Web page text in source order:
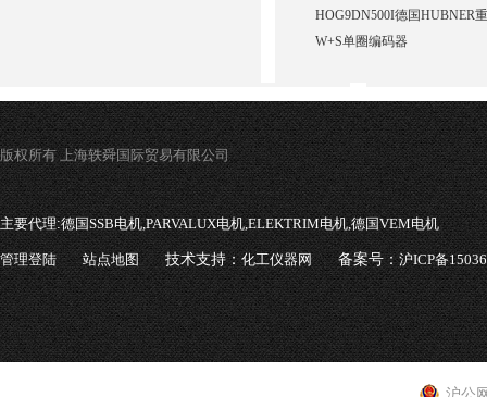
HOG9DN500I德国HUBNER
W+S单圈编码器
版权所有 上海轶舜国际贸易有限公司
主要代理:德国SSB电机,PARVALUX电机,ELEKTRIM电机,德国VEM电机
管理登陆 站点地图 技术支持：化工仪器网 备案号：沪ICP备